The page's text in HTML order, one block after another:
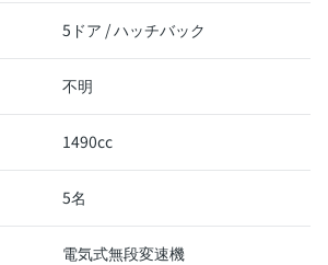
5ドア / ハッチバック
不明
1490cc
5名
電気式無段変速機